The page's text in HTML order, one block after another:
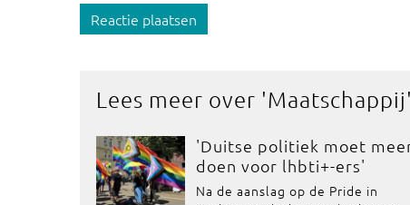
Reactie plaatsen
Lees meer over 'Maatschappij
'Duitse politiek moet
doen voor lhbti+-ers'
Na de aanslag op de Pride in